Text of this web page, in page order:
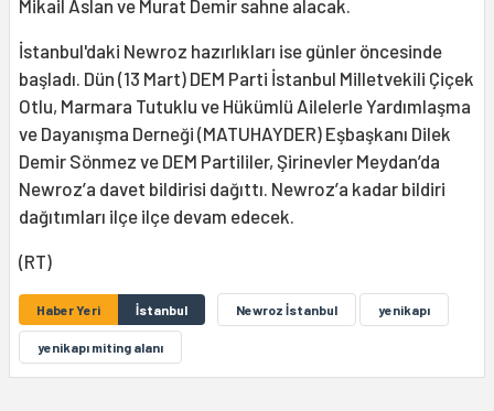
Mikail Aslan ve Murat Demir sahne alacak.
İstanbul'daki Newroz hazırlıkları ise günler öncesinde
başladı. Dün (13 Mart) DEM Parti İstanbul Milletvekili Çiçek
Otlu, Marmara Tutuklu ve Hükümlü Ailelerle Yardımlaşma
ve Dayanışma Derneği (MATUHAYDER) Eşbaşkanı Dilek
Demir Sönmez ve DEM Partililer, Şirinevler Meydan’da
Newroz’a davet bildirisi dağıttı. Newroz’a kadar bildiri
dağıtımları ilçe ilçe devam edecek.
(RT)
Haber Yeri İstanbul Newroz İstanbul yenikapı
yenikapı miting alanı